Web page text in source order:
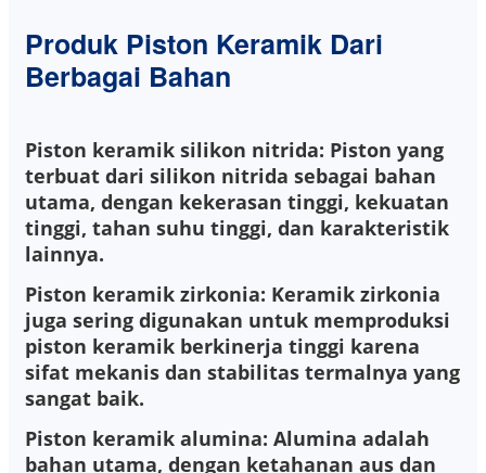
Produk Piston Keramik Dari
Berbagai Bahan
Piston keramik silikon nitrida: Piston yang
terbuat dari silikon nitrida sebagai bahan
utama, dengan kekerasan tinggi, kekuatan
tinggi, tahan suhu tinggi, dan karakteristik
lainnya.
Piston keramik zirkonia: Keramik zirkonia
juga sering digunakan untuk memproduksi
piston keramik berkinerja tinggi karena
sifat mekanis dan stabilitas termalnya yang
sangat baik.
Piston keramik alumina: Alumina adalah
bahan utama, dengan ketahanan aus dan